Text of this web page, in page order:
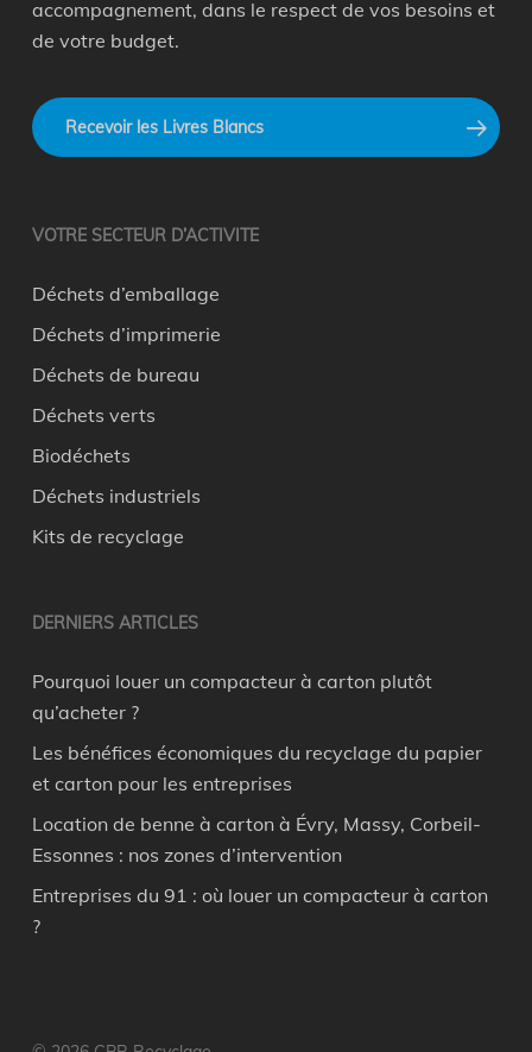
accompagnement, dans le respect de vos besoins et
de votre budget.
Recevoir les Livres Blancs
VOTRE SECTEUR D’ACTIVITE
Déchets d’emballage
Déchets d’imprimerie
Déchets de bureau
Déchets verts
Biodéchets
Déchets industriels
Kits de recyclage
DERNIERS ARTICLES
Pourquoi louer un compacteur à carton plutôt
qu’acheter ?
Les bénéfices économiques du recyclage du papier
et carton pour les entreprises
Location de benne à carton à Évry, Massy, Corbeil-
Essonnes : nos zones d’intervention
Entreprises du 91 : où louer un compacteur à carton
?